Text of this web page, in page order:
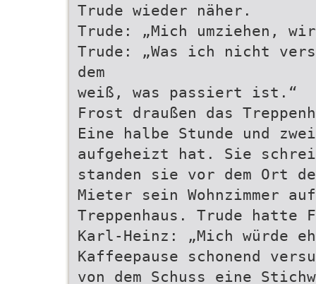
Trude wieder näher.
Trude: „Mich umziehen,
Trude: „Was ich nicht
dem
weiß, was passiert ist.“
Frost draußen das
Eine halbe Stunde und
aufgeheizt hat. Sie
standen sie vor dem Ort
Mieter sein Wohnzimmer
Treppenhaus. Trude hatte
Karl-Heinz: „Mich würde
Kaffeepause schonend
von dem Schuss eine